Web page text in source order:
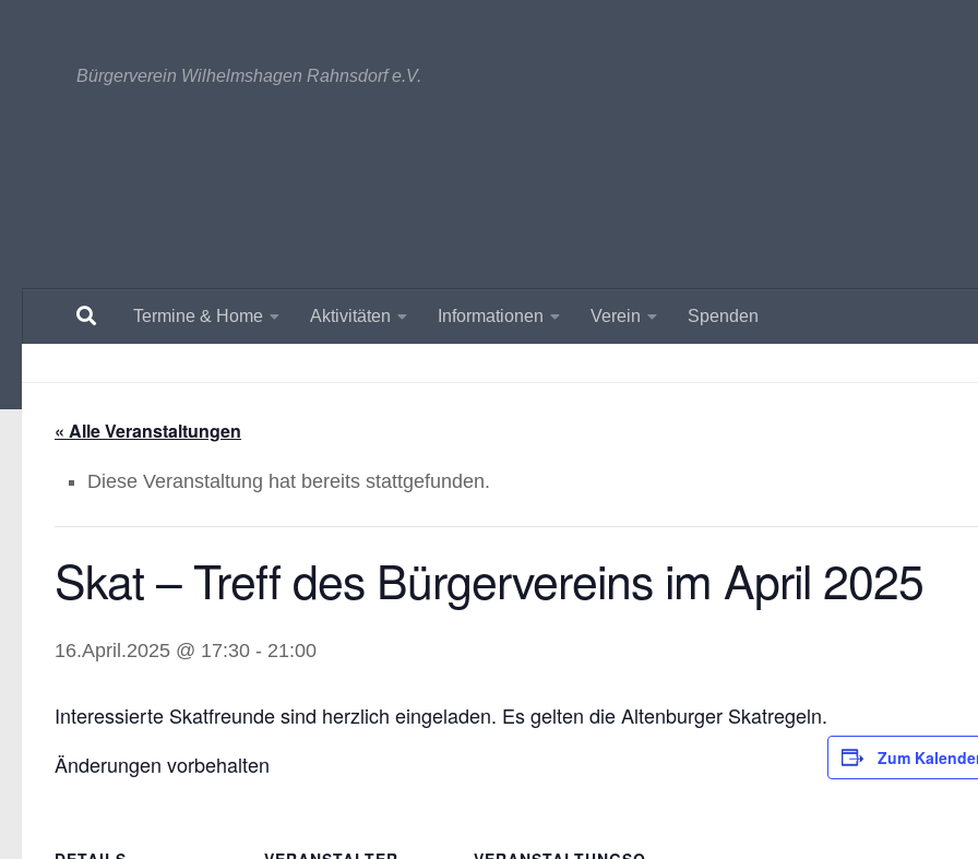
Bürgerverein Wilhelmshagen Rahnsdorf e.V.
Termine & Home Aktivitäten Informationen Verein Spenden
« Alle Veranstaltungen
Diese Veranstaltung hat bereits stattgefunden.
Skat – Treff des Bürgervereins im April 2025
16.April.2025 @ 17:30 - 21:00
Interessierte Skatfreunde sind herzlich eingeladen. Es gelten die Altenburger Skatregeln.
Änderungen vorbehalten
Zum